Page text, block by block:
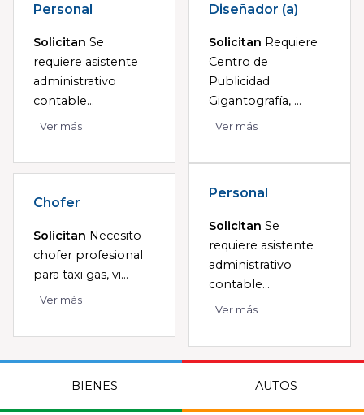
Personal
Solicitan Se
requiere asistente
administrativo
contable...
Ver más
Diseñador (a)
Solicitan Requiere
Centro de
Publicidad
Gigantografía, ...
Ver más
Chofer
Solicitan Necesito
chofer profesional
para taxi gas, vi...
Ver más
Personal
Solicitan Se
requiere asistente
administrativo
contable...
Ver más
BIENES AUTOS